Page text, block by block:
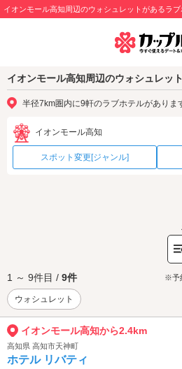
イオンモール高知周辺のウォシュレットがあるラ
イオンモール高知周辺のウォシュレッ
半径7km圏内に9軒のラブホテルがありま
イオンモール高知
スポット変更[ジャンル]
1 ～ 9件目 / 9件 ※予
ウォシュレット
イオンモール高知から2.4km
高知県 高知市天神町
ホテル リバティ